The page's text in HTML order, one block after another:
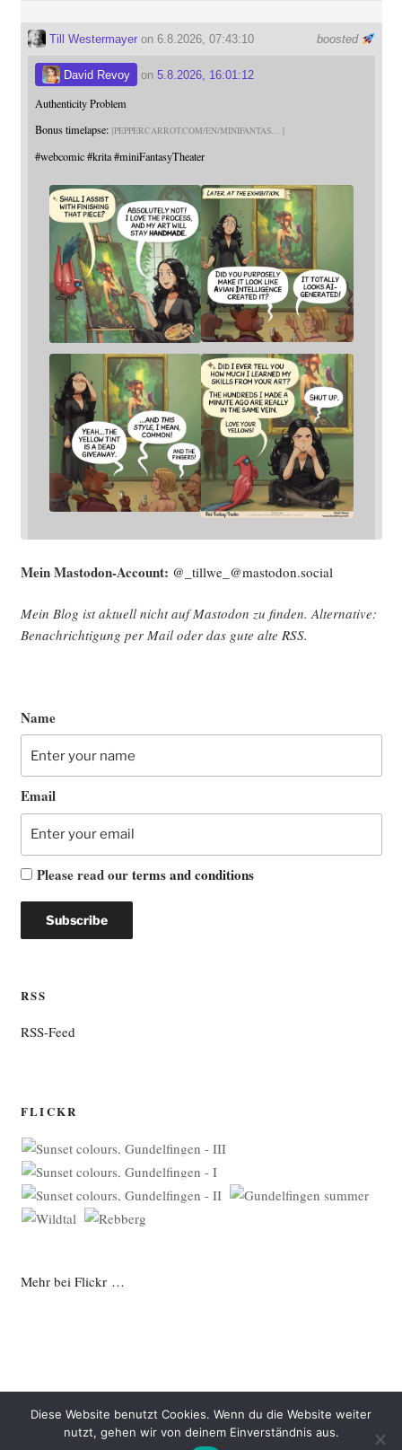
boosted
Till Westermayeron 6.8.2026, 07:43:10
David Revoy on 5.8.2026, 16:01:12
Authenticity Problem
Bonus timelapse: PEPPERCARROT.COM/EN/MINIFANTAS
#webcomic #krita #miniFantasyTheater
Mein Mast­o­don-Account: @_tillwe_@mastodon.social
Mein Blog ist aktu­ell nicht auf Mast­o­don zu fin­den. Alter­na­ti­ve:
Benach­rich­ti­gung per Mail oder das gute alte RSS.
Name
Email
Please read ourterms and conditions
RSS
RSS-Feed
FLICKR
Mehr bei Flickr …
Datenschutzerklärung Mit Stolz präsentiert von WordPress
Diese Website benutzt Cookies. Wenn du die Website weiter
nutzt, gehen wir von deinem Einverständnis aus.